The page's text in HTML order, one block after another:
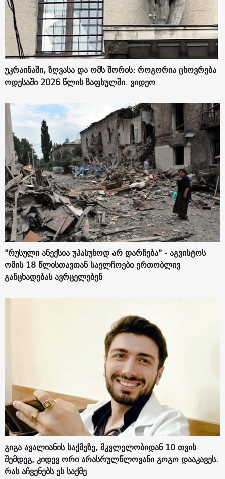
უკრაინაში, ზღვასა და ომს შორის: როგორია ცხოვრება
ოდესაში 2026 წლის ზაფხულში. ვიდეო
"რუსული ანექსია უპასუხოდ არ დარჩება" - აგვისტოს
ომის 18 წლისთავთან საელჩოები ერთობლივ
განცხადებას ავრცელებენ
გიგა ავალიანის საქმეზე, მკვლელობიდან 10 თვის
შემდეგ, კიდევ ორი არასრულწლოვანი გოგო დააკავეს.
რას აჩვენებს ეს საქმე